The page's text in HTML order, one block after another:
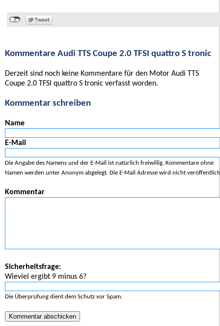
Kommentare Audi TTS Coupe 2.0 TFSI quattro S tronic
Derzeit sind noch keine Kommentare für den Motor Audi TTS
Coupe 2.0 TFSI quattro S tronic verfasst worden.
Kommentar schreiben
Name
E-Mail
Die Angabe des Namens und der E-Mail ist natürlich freiwillig. Kommentare ohne
Namen werden unter Anonym abgelegt. Die E-Mail Adresse wird nicht
Kommentar
Sicherheitsfrage:
Wieviel ergibt 9 minus 6?
Die Überprüfung dient dem Schutz vor Spam.